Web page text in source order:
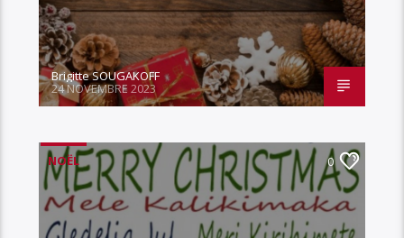
Brigitte SOUGAKOFF
24 NOVEMBRE 2023
NOËL 0